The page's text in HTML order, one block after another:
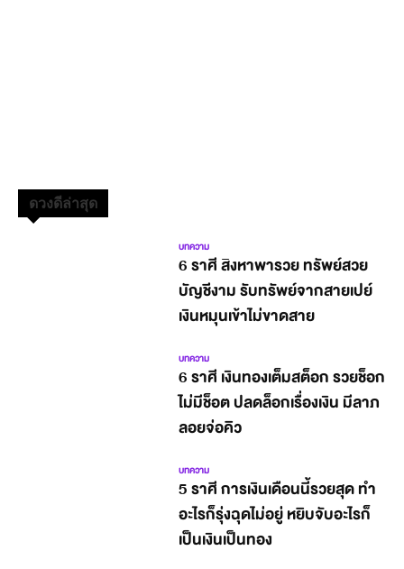
ดวงดีล่าสุด
บทความ
6 ราศี สิงหาพารวย ทรัพย์สวย
บัญชีงาม รับทรัพย์จากสายเปย์
เงินหมุนเข้าไม่ขาดสาย
บทความ
6 ราศี เงินทองเต็มสต็อก รวยช็อก
ไม่มีช็อต ปลดล็อกเรื่องเงิน มีลาภ
ลอยจ่อคิว
บทความ
5 ราศี การเงินเดือนนี้รวยสุด ทำ
อะไรก็รุ่งฉุดไม่อยู่ หยิบจับอะไรก็
เป็นเงินเป็นทอง